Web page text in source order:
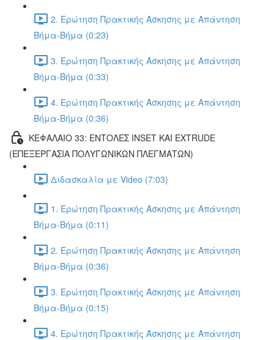
2. Ερώτηση Πρακτικής Άσκησης με Απάντηση
Βήμα-Βήμα (0:23)
3. Ερώτηση Πρακτικής Άσκησης με Απάντηση
Βήμα-Βήμα (0:33)
4. Ερώτηση Πρακτικής Άσκησης με Απάντηση
Βήμα-Βήμα (0:36)
ΚΕΦΑΛΑΙΟ 33: ΕΝΤΟΛΕΣ INSET ΚΑΙ EXTRUDE
(ΕΠΕΞΕΡΓΑΣΙΑ ΠΟΛΥΓΩΝΙΚΩΝ ΠΛΕΓΜΑΤΩΝ)
Διδασκαλία με Video (7:03)
1. Ερώτηση Πρακτικής Άσκησης με Απάντηση
Βήμα-Βήμα (0:11)
2. Ερώτηση Πρακτικής Άσκησης με Απάντηση
Βήμα-Βήμα (0:36)
3. Ερώτηση Πρακτικής Άσκησης με Απάντηση
Βήμα-Βήμα (0:15)
4. Ερώτηση Πρακτικής Άσκησης με Απάντηση